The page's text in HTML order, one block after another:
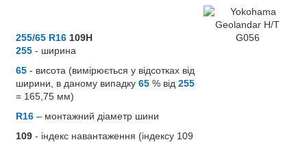
255/65 R16 109H
255 - ширина
65 - висота (вимірюється у відсотках від
ширини, в даному випадку 65 % від 255
= 165,75 мм)
R16 – монтажний діаметр шини
109 - індекс навантаження (індексу 109